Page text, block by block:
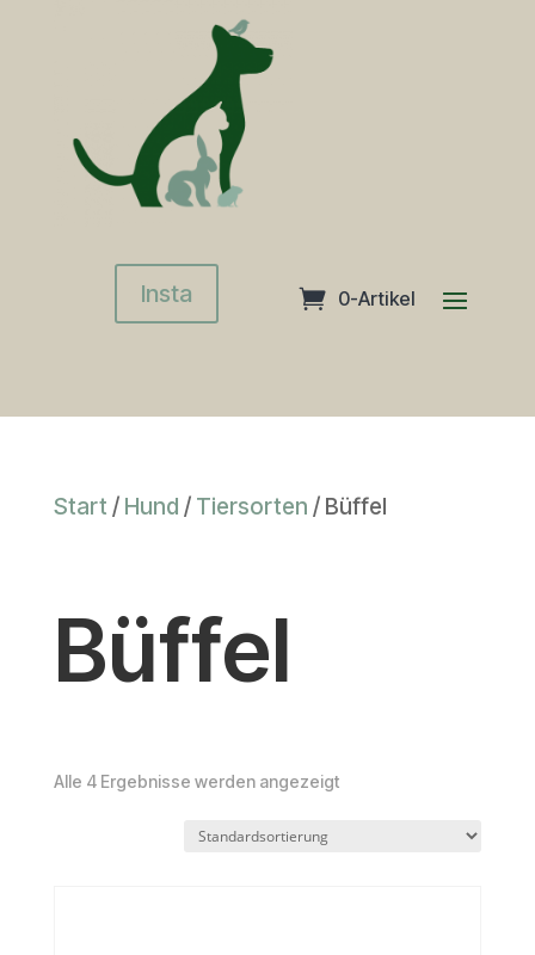
0-Artikel
Insta
Start / Hund / Tiersorten / Büffel
Büffel
Alle 4 Ergebnisse werden angezeigt